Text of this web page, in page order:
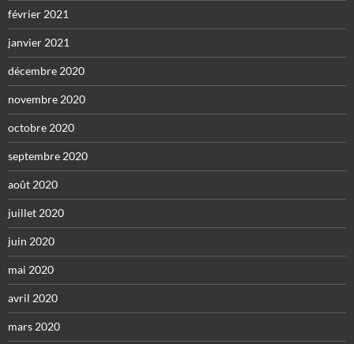
février 2021
janvier 2021
décembre 2020
novembre 2020
octobre 2020
septembre 2020
août 2020
juillet 2020
juin 2020
mai 2020
avril 2020
mars 2020